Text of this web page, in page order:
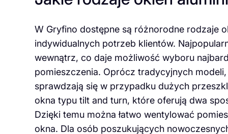
W Gryfino dostępne są różnorodne rodzaje
indywidualnych potrzeb klientów.
wewnątrz, co daje możliwość wyboru
pomieszczenia. Oprócz tradycyjnych
sprawdzają się w przypadku dużych
okna typu tilt and turn, które oferują dwa
Dzięki temu można łatwo wentylować
okna. Dla osób poszukujących